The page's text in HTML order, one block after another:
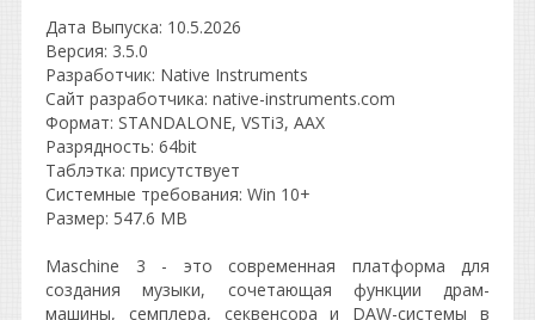
Дата Выпуска: 10.5.2026
Версия: 3.5.0
Разработчик: Native Instruments
Сайт разработчика: native-instruments.com
Формат: STANDALONE, VSTi3, AAX
Разрядность: 64bit
Таблэтка: присутствует
Системные требования: Win 10+
Размер: 547.6 MB
Maschine 3 - это современная платформа для
создания музыки, сочетающая функции драм-
машины, семплера, секвенсора и DAW-системы в